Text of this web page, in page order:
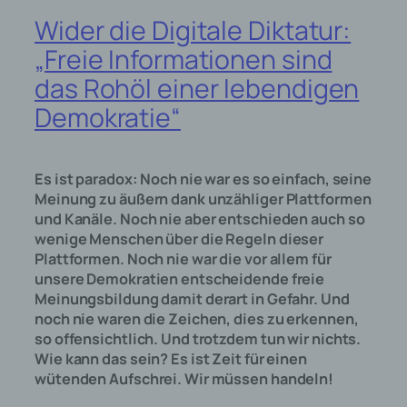
Wider die Digitale Diktatur:
„Freie Informationen sind
das Rohöl einer lebendigen
Demokratie“
Es ist paradox: Noch nie war es so einfach, seine
Meinung zu äußern dank unzähliger Plattformen
und Kanäle. Noch nie aber entschieden auch so
wenige Menschen über die Regeln dieser
Plattformen. Noch nie war die vor allem für
unsere Demokratien entscheidende freie
Meinungsbildung damit derart in Gefahr. Und
noch nie waren die Zeichen, dies zu erkennen,
so offensichtlich. Und trotzdem tun wir nichts.
Wie kann das sein? Es ist Zeit für einen
wütenden Aufschrei. Wir müssen handeln!
welcher ein zugreifendes System auf
unsere Internetseite gelangt (sogenannte
Referrer), (4) die Unterwebseiten, welche
über ein zugreifendes System auf unserer
Internetseite angesteuert werden, (5) das
Datum und die Uhrzeit eines Zugriffs auf
Internet-Service-Provider des
zugreifenden Systems und (8) sonstige
ähnliche Daten und Informationen, die der
Gefahrenabwehr im Falle von Angriffen
auf unsere informationstechnologischen
Systeme dienen.
Bei der Nutzung dieser allgemeinen Daten
und Informationen ziehen wird keine
Rückschlüsse auf die betroffene Person.
Diese Informationen werden vielmehr